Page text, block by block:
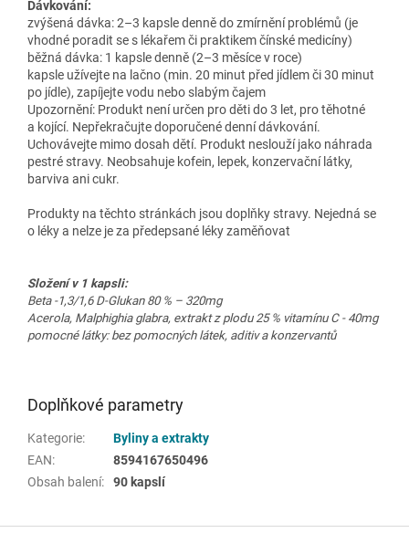
Dávkování:
zvýšená dávka: 2–3 kapsle denně do zmírnění problémů (je
vhodné poradit se s lékařem či praktikem čínské medicíny)
běžná dávka: 1 kapsle denně (2–3 měsíce v roce)
kapsle užívejte na lačno (min. 20 minut před jídlem či 30 minut
po jídle), zapíjejte vodu nebo slabým čajem
Upozornění: Produkt není určen pro děti do 3 let, pro těhotné
a kojící. Nepřekračujte doporučené denní dávkování.
Uchovávejte mimo dosah dětí. Produkt neslouží jako náhrada
pestré stravy. Neobsahuje kofein, lepek, konzervační látky,
barviva ani cukr.
Produkty na těchto stránkách jsou doplňky stravy. Nejedná se
o léky a nelze je za předepsané léky zaměňovat
Složení v 1 kapsli:
Beta -1,3/1,6 D-Glukan 80 % – 320mg
Acerola, Malphighia glabra, extrakt z plodu 25 % vitamínu C - 40mg
pomocné látky: bez pomocných látek, aditiv a konzervantů
Doplňkové parametry
Kategorie:
Byliny a extrakty
EAN:
8594167650496
Obsah balení: 90 kapslí